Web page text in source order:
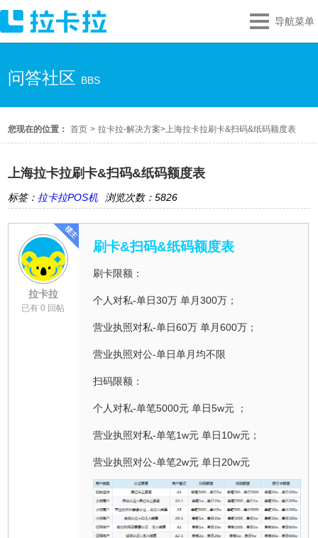
导航菜单
问答社区 BBS
您现在的位置： 首页 > 拉卡拉-解决方案>上海拉卡拉刷卡&扫码&纸码额度表
上海拉卡拉刷卡&扫码&纸码额度表
标签： 拉卡拉POS机 浏览次数：5826
拉卡拉
已有 0 回帖
刷卡&扫码&纸码额度表
刷卡限额：
个人对私-单日30万 单月300万；
营业执照对私-单日60万 单月600万；
营业执照对公-单日单月均不限
扫码限额：
个人对私-单笔5000元 单日5w元 ；
营业执照对私-单笔1w元 单日10w元；
营业执照对公-单笔2w元 单日20w元